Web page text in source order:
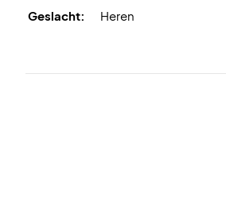
Geslacht:
Heren